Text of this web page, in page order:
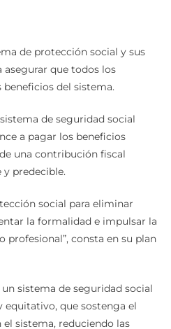
de protección social y sus
asegurar que todos los
del sistema.
de seguridad social
a pagar los beneficios
una contribución fiscal
y predecible.
social para eliminar
la formalidad e impulsar la
profesional”, consta en su plan
sistema de seguridad social
equitativo, que sostenga el
sistema, reduciendo las